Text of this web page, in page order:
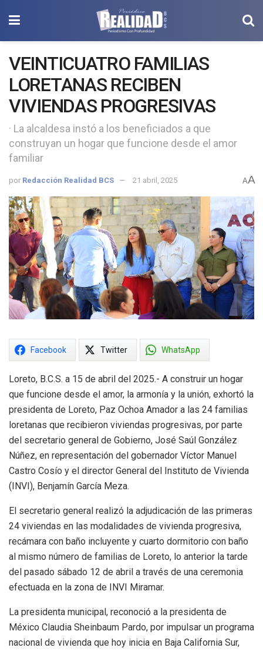
VEINTICUATRO FAMILIAS
LORETANAS RECIBEN
VIVIENDAS PROGRESIVAS
· La alcaldesa instó a los beneficiados a que
construyan un hogar que funcione desde el amor
familiar
por Redacción Realidad BCS 21 abril, 2025 AA
Facebook Twitter WhatsApp
Loreto, B.C.S. a 15 de abril del 2025.- A construir un hogar
que funcione desde el amor, la armonía y la unión, exhortó la
presidenta de Loreto, Paz Ochoa Amador a las 24 familias
loretanas que recibieron viviendas progresivas, por parte
del secretario general de Gobierno, José Saúl González
Núñez, en representación del gobernador Víctor Manuel
Castro Cosío y el director General del Instituto de Vivienda
(INVI), Benjamín García Meza.
El secretario general realizó la adjudicación de las primeras
24 viviendas en las modalidades de vivienda progresiva,
recámara con baño incluyente y cuarto dormitorio con baño
al mismo número de familias de Loreto, lo anterior la tarde
del pasado sábado 12 de abril a través de una ceremonia
efectuada en la zona de INVI Miramar.
La presidenta municipal, reconoció a la presidenta de
México Claudia Sheinbaum Pardo, por impulsar un programa
nacional de vivienda que hoy inicia en Baja California Sur,